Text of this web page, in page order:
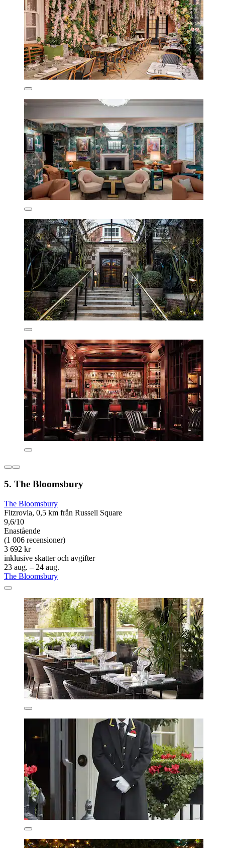
5. The Bloomsbury
The Bloomsbury
Fitzrovia, 0,5 km från Russell Square
9,6/10
Enastående
(1 006 recensioner)
3 692 kr
inklusive skatter och avgifter
23 aug. – 24 aug.
The Bloomsbury